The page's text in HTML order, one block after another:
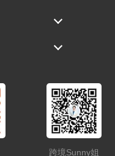
跨境Sunny姐